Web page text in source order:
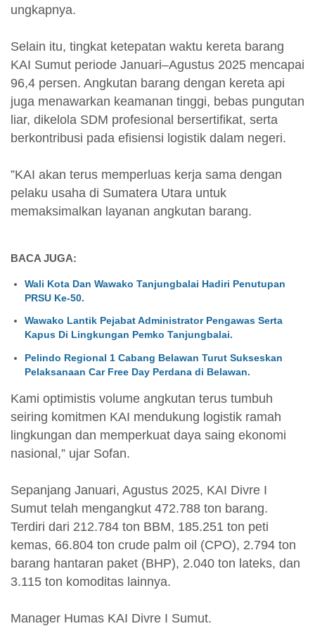
ungkapnya.
Selain itu, tingkat ketepatan waktu kereta barang
KAI Sumut periode Januari–Agustus 2025 mencapai
96,4 persen. Angkutan barang dengan kereta api
juga menawarkan keamanan tinggi, bebas pungutan
liar, dikelola SDM profesional bersertifikat, serta
berkontribusi pada efisiensi logistik dalam negeri.
”KAI akan terus memperluas kerja sama dengan
pelaku usaha di Sumatera Utara untuk
memaksimalkan layanan angkutan barang.
BACA JUGA:
Wali Kota Dan Wawako Tanjungbalai Hadiri Penutupan
PRSU Ke-50.
Wawako Lantik Pejabat Administrator Pengawas Serta
Kapus Di Lingkungan Pemko Tanjungbalai.
Pelindo Regional 1 Cabang Belawan Turut Sukseskan
Pelaksanaan Car Free Day Perdana di Belawan.
Kami optimistis volume angkutan terus tumbuh
seiring komitmen KAI mendukung logistik ramah
lingkungan dan memperkuat daya saing ekonomi
nasional,” ujar Sofan.
Sepanjang Januari, Agustus 2025, KAI Divre I
Sumut telah mengangkut 472.788 ton barang.
Terdiri dari 212.784 ton BBM, 185.251 ton peti
kemas, 66.804 ton crude palm oil (CPO), 2.794 ton
barang hantaran paket (BHP), 2.040 ton lateks, dan
3.115 ton komoditas lainnya.
Manager Humas KAI Divre I Sumut.